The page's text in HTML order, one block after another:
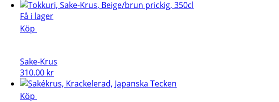
Få i lager
Köp
Sake-Krus
310.00 kr
Köp